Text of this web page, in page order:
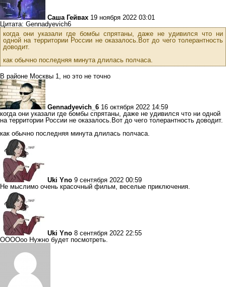
Саша Гейвах 19 ноября 2022 03:01
Цитата: Gennadyevich6
когда они указали где бомбы спрятаны, даже не удивился что ни
одной на территории России не оказалось.Вот до чего толерантность
доводит.
как обычно последняя минута длилась полчаса.
В районе Москвы 1, но это не точно
Gennadyevich_6 16 октября 2022 14:59
когда они указали где бомбы спрятаны, даже не удивился что ни одной
на территории России не оказалось.Вот до чего толерантность доводит.
как обычно последняя минута длилась полчаса.
Uki Yno 9 сентября 2022 00:59
Не мыслимо очень красочный фильм, веселые приключения.
Uki Yno 8 сентября 2022 22:55
ООООоо Нужно будет посмотреть.